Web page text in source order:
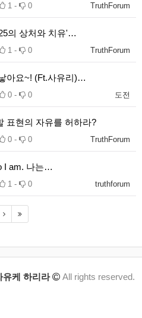
TruthForum
1 - 0
의 상처와 치유'…
TruthForum
1 - 0
아요~! (Ft.사유리)…
도전
0 - 0
표현의 자유를 허하라?
TruthForum
0 - 0
I am. 나는…
truthforum
1 - 0
유케 하리라 All rights reserved.